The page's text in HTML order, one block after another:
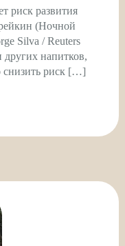
риск развития
(Ночной
Silva / Reuters
других напитков,
снизить риск […]